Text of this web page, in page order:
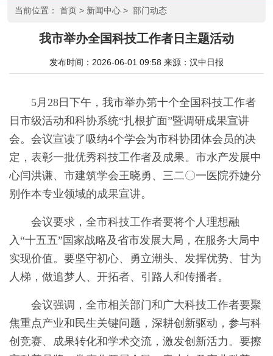
当前位置： 首页 > 新闻中心 > 部门动态
我市举办全国科技工作者日主题活动
发布时间：2026-06-01 09:58 来源： 汉中日报
5月28日下午，我市举办第十个全国科技工作者
日市级活动和科协系统“扎根扩面”暨调研成果宣讲
会。会议宣读了吸纳4个学会为市科协团体会员的决
定，表彰一批优秀科技工作者及成果。市水产发展中
心闫洪谦、市建筑学会王晓勇、三二〇一医院乔婕分
别作本专业领域的成果宣讲。
会议要求，全市科技工作者要将个人理想融
入“十五五”国家战略及省市发展大局，在服务大局中
实现价值。要坚守初心、勇立潮头、发挥优势、甘为
人梯，做追梦人、开拓者、引路人和传播者。
会议强调，全市相关部门和广大科技工作者要聚
焦重点产业和民生关键问题，深耕创新驱动，参与科
创竞赛、成果转化和学术交流，激发创新活力。要擦